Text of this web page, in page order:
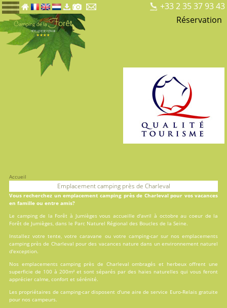
+33 2 35 37 93 43
Réservation
Accueil
Emplacement camping près de Charleval
Vous recherchez un emplacement camping près de Charleval pour vos vacances
en famille ou entre amis?
Le camping de la Forêt à Jumièges vous accueille d'avril à octobre au coeur de la
Forêt de Jumièges, dans le Parc Naturel Régional des Boucles de la Seine.
Installez votre tente, votre caravane ou votre camping-car sur nosemplacements
camping près de Charleval pour des vacances nature dans un environnement naturel
d'exception.
Nos emplacements camping près de Charleval ombragés et herbeux offrent une
superficie de 100 à 200m² et sont séparés par des haies naturelles qui vous feront
apprécier calme, confort et sérénité.
Les propriétaires de camping-car disposent d'une aire de service Euro-Relais gratuite
pour nos campeurs.